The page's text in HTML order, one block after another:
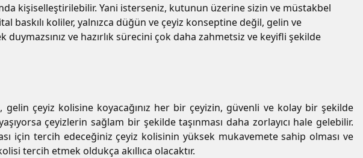
kişiselleştirilebilir. Yani isterseniz, kutunun üzerine sizin ve müstakbel
baskılı koliler, yalnızca düğün ve çeyiz konseptine değil, gelin ve
ve hazırlık sürecini çok daha zahmetsiz ve keyifli şekilde
gelin çeyiz kolisine koyacağınız her bir çeyizin, güvenli ve kolay bir şekilde
çeyizlerin sağlam bir şekilde taşınması daha zorlayıcı hale gelebilir.
için tercih edeceğiniz çeyiz kolisinin yüksek mukavemete sahip olması ve
tercih etmek oldukça akıllıca olacaktır.